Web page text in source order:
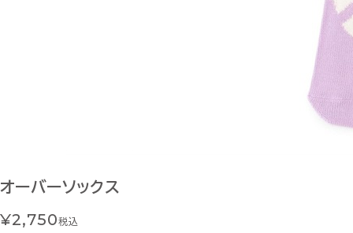
オーバーソックス
¥2,750税込